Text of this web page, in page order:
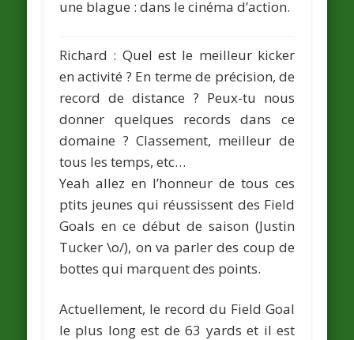
une blague : dans le cinéma d’action.
Richard : Quel est le meilleur kicker
en activité ? En terme de précision, de
record de distance ? Peux-tu nous
donner quelques records dans ce
domaine ? Classement, meilleur de
tous les temps, etc…
Yeah allez en l’honneur de tous ces
ptits jeunes qui réussissent des Field
Goals en ce début de saison (Justin
Tucker \o/), on va parler des coup de
bottes qui marquent des points.
Actuellement, le record du Field Goal
le plus long est de 63 yards et il est